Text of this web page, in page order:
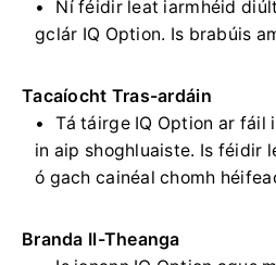
Ní féidir leat iarmhéid
gclár IQ Option. Is brabúis
Tacaíocht Tras-ardáin
Tá táirge IQ Option ar fáil
in aip shoghluaiste. Is féidir
ó gach cainéal chomh
Branda Il-Theanga